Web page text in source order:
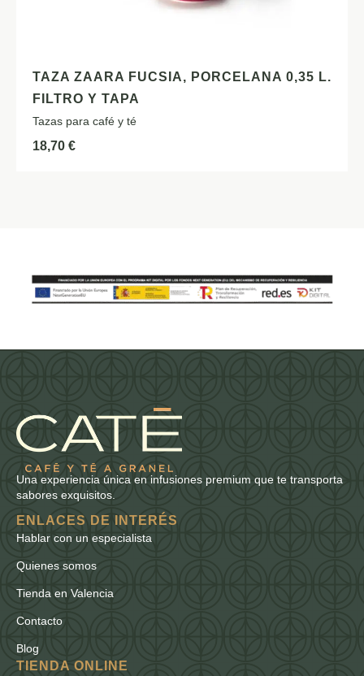
TAZA ZAARA FUCSIA, PORCELANA 0,35 L.
FILTRO Y TAPA
Tazas para café y té
18,70 €
Una experiencia única en infusiones premium que te transporta
sabores exquisitos.
ENLACES DE INTERÉS
Hablar con un especialista
Quienes somos
Tienda en Valencia
Contacto
Blog
TIENDA ONLINE